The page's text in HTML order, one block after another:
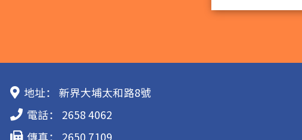
地址：
新界大埔太和路8號
電話：
2658 4062
傳真：
2650 7109